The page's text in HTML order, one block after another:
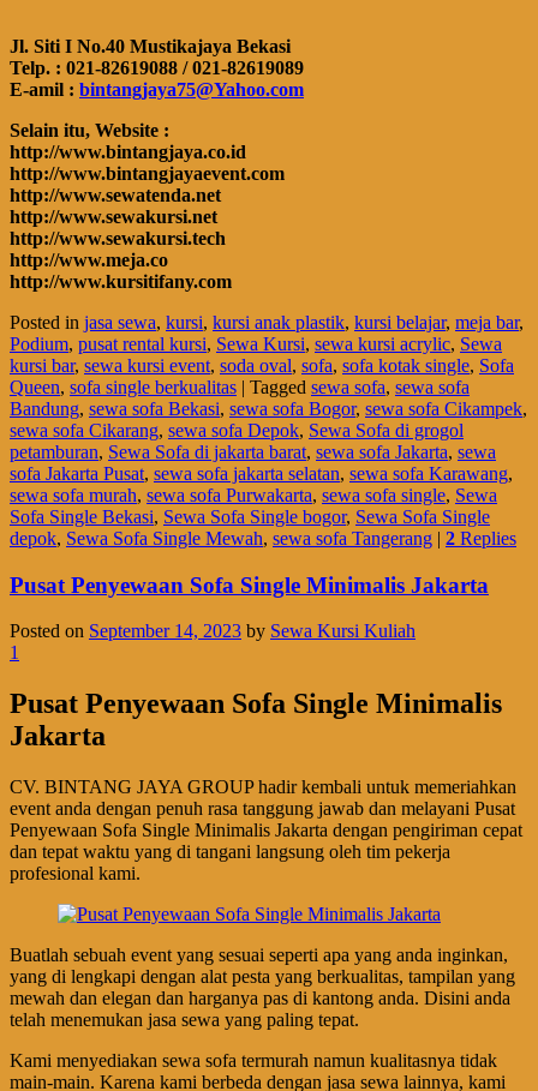
Jl. Siti I No.40 Mustikajaya Bekasi
Telp. : 021-82619088 / 021-82619089
E-amil : bintangjaya75@Yahoo.com
Selain itu, Website :
http://www.bintangjaya.co.id
http://www.bintangjayaevent.com
http://www.sewatenda.net
http://www.sewakursi.net
http://www.sewakursi.tech
http://www.meja.co
http://www.kursitifany.com
Posted in jasa sewa, kursi, kursi anak plastik, kursi belajar, meja bar,
Podium, pusat rental kursi, Sewa Kursi, sewa kursi acrylic, Sewa
kursi bar, sewa kursi event, soda oval, sofa, sofa kotak single, Sofa
Queen, sofa single berkualitas | Tagged sewa sofa, sewa sofa
Bandung, sewa sofa Bekasi, sewa sofa Bogor, sewa sofa Cikampek,
sewa sofa Cikarang, sewa sofa Depok, Sewa Sofa di grogol
petamburan, Sewa Sofa di jakarta barat, sewa sofa Jakarta, sewa
sofa Jakarta Pusat, sewa sofa jakarta selatan, sewa sofa Karawang,
sewa sofa murah, sewa sofa Purwakarta, sewa sofa single, Sewa
Sofa Single Bekasi, Sewa Sofa Single bogor, Sewa Sofa Single
depok, Sewa Sofa Single Mewah, sewa sofa Tangerang | 2 Replies
Pusat Penyewaan Sofa Single Minimalis Jakarta
Posted on September 14, 2023 by Sewa Kursi Kuliah
1
Pusat Penyewaan Sofa Single Minimalis
Jakarta
CV. BINTANG JAYA GROUP hadir kembali untuk memeriahkan
event anda dengan penuh rasa tanggung jawab dan melayani Pusat
Penyewaan Sofa Single Minimalis Jakarta dengan pengiriman cepat
dan tepat waktu yang di tangani langsung oleh tim pekerja
profesional kami.
Buatlah sebuah event yang sesuai seperti apa yang anda inginkan,
yang di lengkapi dengan alat pesta yang berkualitas, tampilan yang
mewah dan elegan dan harganya pas di kantong anda. Disini anda
telah menemukan jasa sewa yang paling tepat.
Kami menyediakan sewa sofa termurah namun kualitasnya tidak
main-main. Karena kami berbeda dengan jasa sewa lainnya, kami